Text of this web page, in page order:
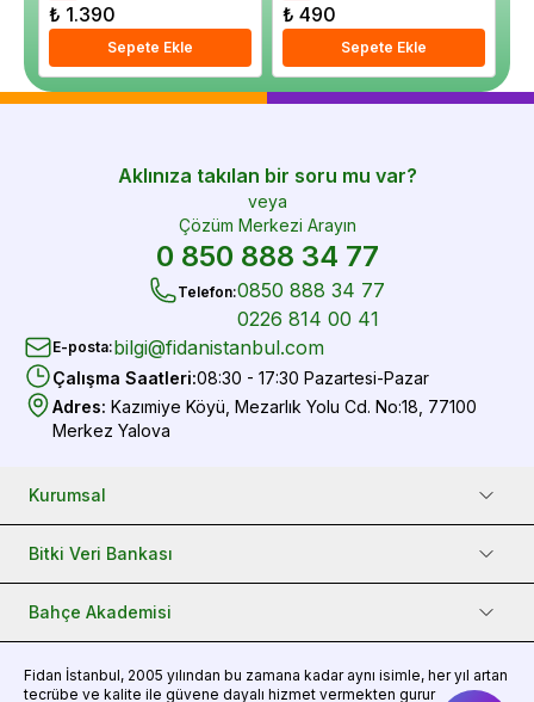
₺ 1.390
Sepete Ekle
₺ 490
Sepete Ekle
Aklınıza takılan bir soru mu var?
veya
Çözüm Merkezi Arayın
0 850 888 34 77
Telefon:0850 888 34 77
0226 814 00 41
E-posta:bilgi@fidanistanbul.com
Çalışma Saatleri:08:30 - 17:30 Pazartesi-Pazar
Adres: Kazımiye Köyü, Mezarlık Yolu Cd. No:18, 77100
Merkez Yalova
Kurumsal
Bitki Veri Bankası
Bahçe Akademisi
Fidan İstanbul, 2005 yılından bu zamana kadar aynı isimle, her yıl artan
tecrübe ve kalite ile güvene dayalı hizmet vermekten gurur